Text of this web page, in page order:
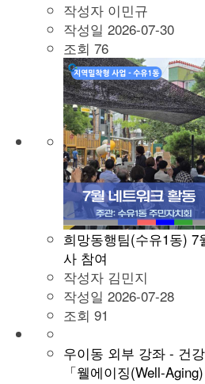
작성자 이민규
작성일 2026-07-30
조회 76
희망동행팀(수유1동)
사 참여
작성자 김민지
작성일 2026-07-28
조회 91
우이동 외부 강좌 - 건
「웰에이징(Well-